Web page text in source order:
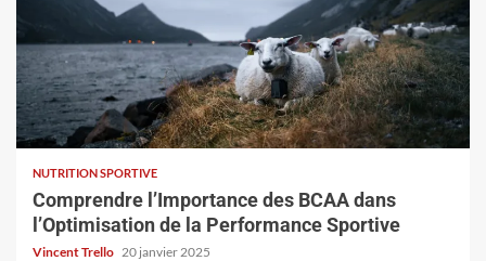
NUTRITION SPORTIVE
Comprendre l’Importance des BCAA dans
l’Optimisation de la Performance Sportive
Vincent Trello 20 janvier 2025